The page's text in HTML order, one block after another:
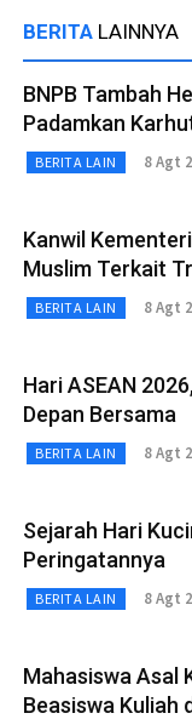
BERITA LAINNYA
BNPB Tambah
Padamkan
BERITA LAIN 8 Agt
Kanwil
Muslim Terkait
BERITA LAIN 8 Agt
Hari ASEAN
Depan Bersama
BERITA LAIN 8 Agt
Sejarah Hari
Peringatannya
BERITA LAIN 8 Agt
Mahasiswa Asal
Beasiswa Kuliah